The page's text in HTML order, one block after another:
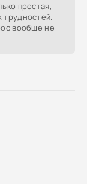
простая,
трудностей.
вообще не